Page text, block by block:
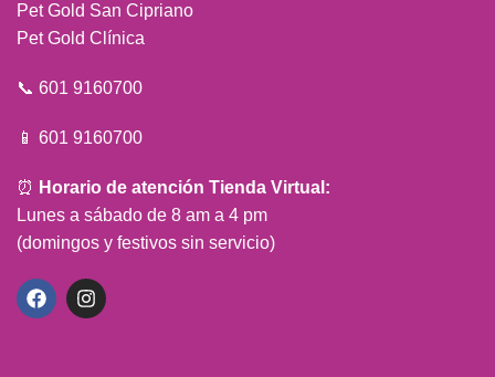
Pet Gold San Cipriano
Pet Gold Clínica
📞 601 9160700
📱 601 9160700
⏰ Horario de atención Tienda Virtual:
Lunes a sábado de 8 am a 4 pm
(domingos y festivos sin servicio)